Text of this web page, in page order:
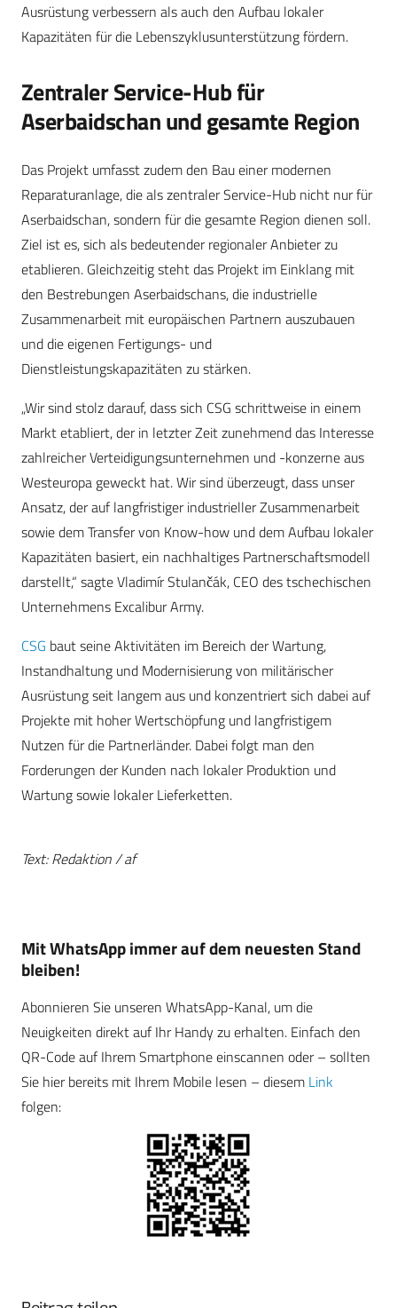
Ausrüstung verbessern als auch den Aufbau lokaler
Kapazitäten für die Lebenszyklusunterstützung fördern.
Zentraler Service-Hub für
Aserbaidschan und gesamte Region
Das Projekt umfasst zudem den Bau einer modernen
Reparaturanlage, die als zentraler Service-Hub nicht nur für
Aserbaidschan, sondern für die gesamte Region dienen soll.
Ziel ist es, sich als bedeutender regionaler Anbieter zu
etablieren. Gleichzeitig steht das Projekt im Einklang mit
den Bestrebungen Aserbaidschans, die industrielle
Zusammenarbeit mit europäischen Partnern auszubauen
und die eigenen Fertigungs- und
Dienstleistungskapazitäten zu stärken.
„Wir sind stolz darauf, dass sich CSG schrittweise in einem
Markt etabliert, der in letzter Zeit zunehmend das Interesse
zahlreicher Verteidigungsunternehmen und -konzerne aus
Westeuropa geweckt hat. Wir sind überzeugt, dass unser
Ansatz, der auf langfristiger industrieller Zusammenarbeit
sowie dem Transfer von Know-how und dem Aufbau lokaler
Kapazitäten basiert, ein nachhaltiges Partnerschaftsmodell
darstellt,“ sagte Vladimír Stulančák, CEO des tschechischen
Unternehmens Excalibur Army.
CSG baut seine Aktivitäten im Bereich der Wartung,
Instandhaltung und Modernisierung von militärischer
Ausrüstung seit langem aus und konzentriert sich dabei auf
Projekte mit hoher Wertschöpfung und langfristigem
Nutzen für die Partnerländer. Dabei folgt man den
Forderungen der Kunden nach lokaler Produktion und
Wartung sowie lokaler Lieferketten.
Text: Redaktion / af
Mit WhatsApp immer auf dem neuesten Stand
bleiben!
Abonnieren Sie unseren WhatsApp-Kanal, um die
Neuigkeiten direkt auf Ihr Handy zu erhalten. Einfach den
QR-Code auf Ihrem Smartphone einscannen oder – sollten
Sie hier bereits mit Ihrem Mobile lesen – diesem Link
folgen: